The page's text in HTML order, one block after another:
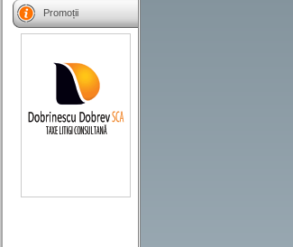
Mădălina Maroga
semnal de alarmă la
adresa tuturor celor
Doresc sa aflu
vechimea in munca
incerc sa fac [..]
Promoții